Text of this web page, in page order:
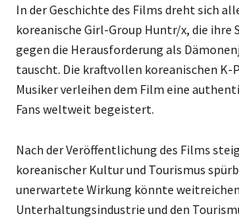
In der Geschichte des Films dreht sich
koreanische Girl-Group Huntr/x, die ihre
gegen die Herausforderung als
tauscht. Die kraftvollen koreanischen K-
Musiker verleihen dem Film eine
Fans weltweit begeistert.
Nach der Veröffentlichung des Films
koreanischer Kultur und Tourismus
unerwartete Wirkung könnte
Unterhaltungsindustrie und den